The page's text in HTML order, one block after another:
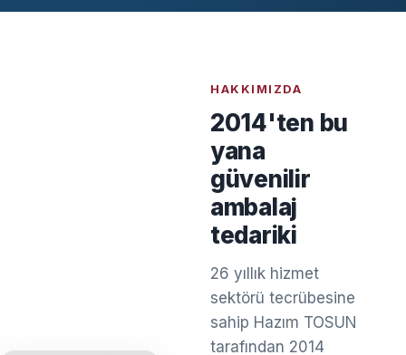
HAKKIMIZDA
2014'ten bu
yana
güvenilir
ambalaj
tedariki
26 yıllık hizmet
sektörü tecrübesine
sahip Hazım TOSUN
tarafından 2014